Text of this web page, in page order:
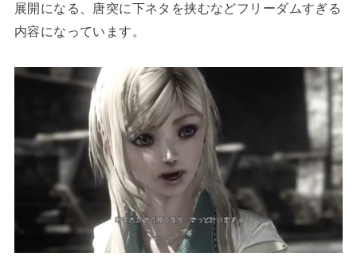
展開になる、唐突に下ネタを挟むなどフリーダムすぎる
内容になっています。